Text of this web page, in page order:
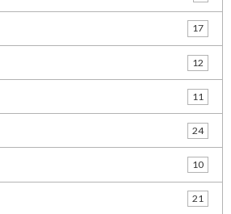
17
12
11
24
10
21